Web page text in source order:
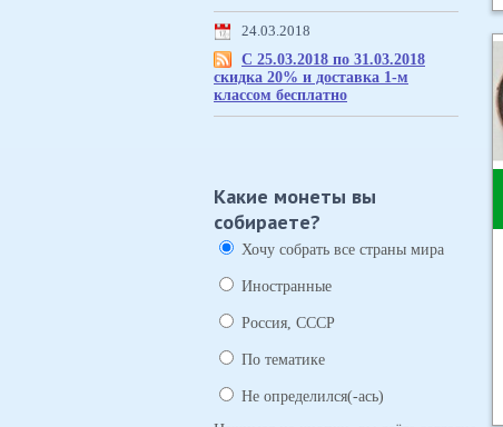
24.03.2018
С 25.03.2018 по 31.03.2018
скидка 20% и доставка 1-м
классом бесплатно
Какие монеты вы
собираете?
Хочу собрать все страны мира
Иностранные
Россия, СССР
По тематике
Не определился(-ась)